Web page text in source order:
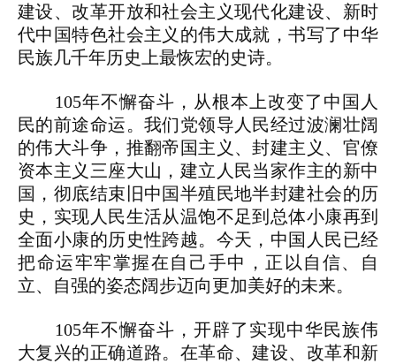
建设、改革开放和社会主义现代化建设、新时
代中国特色社会主义的伟大成就，书写了中华
民族几千年历史上最恢宏的史诗。
105年不懈奋斗，从根本上改变了中国人
民的前途命运。我们党领导人民经过波澜壮阔
的伟大斗争，推翻帝国主义、封建主义、官僚
资本主义三座大山，建立人民当家作主的新中
国，彻底结束旧中国半殖民地半封建社会的历
史，实现人民生活从温饱不足到总体小康再到
全面小康的历史性跨越。今天，中国人民已经
把命运牢牢掌握在自己手中，正以自信、自
立、自强的姿态阔步迈向更加美好的未来。
105年不懈奋斗，开辟了实现中华民族伟
大复兴的正确道路。在革命、建设、改革和新